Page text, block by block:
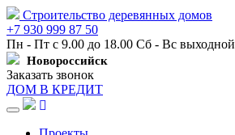
Строительство деревянных домов
+7 930 999 87 50
Пн - Пт с 9.00 до 18.00 Сб - Вс выходной
Новороссийск
Заказать звонок
ДОМ В КРЕДИТ
Навигация